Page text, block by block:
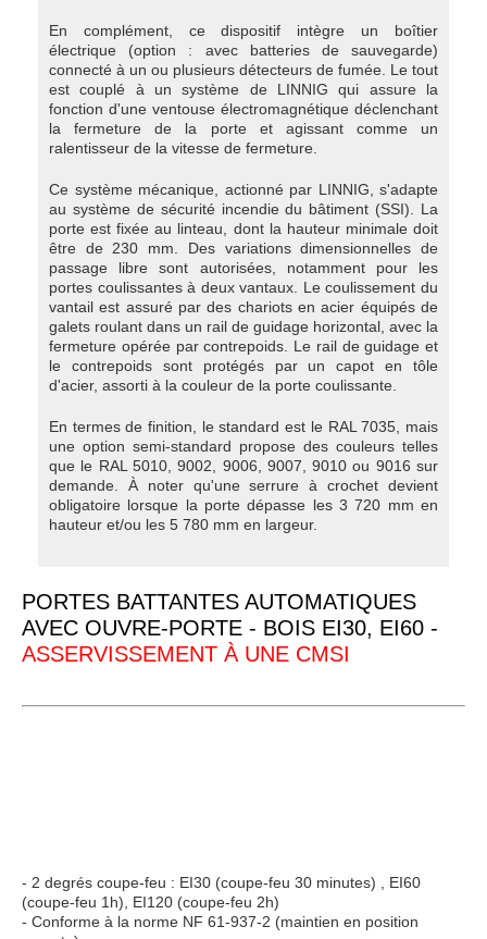
En complément, ce dispositif intègre un boîtier
électrique (option : avec batteries de sauvegarde)
connecté à un ou plusieurs détecteurs de fumée. Le tout
est couplé à un système de LINNIG qui assure la
fonction d'une ventouse électromagnétique déclenchant
la fermeture de la porte et agissant comme un
ralentisseur de la vitesse de fermeture.
Ce système mécanique, actionné par LINNIG, s'adapte
au système de sécurité incendie du bâtiment (SSI). La
porte est fixée au linteau, dont la hauteur minimale doit
être de 230 mm. Des variations dimensionnelles de
passage libre sont autorisées, notamment pour les
portes coulissantes à deux vantaux. Le coulissement du
vantail est assuré par des chariots en acier équipés de
galets roulant dans un rail de guidage horizontal, avec la
fermeture opérée par contrepoids. Le rail de guidage et
le contrepoids sont protégés par un capot en tôle
d'acier, assorti à la couleur de la porte coulissante.
En termes de finition, le standard est le RAL 7035, mais
une option semi-standard propose des couleurs telles
que le RAL 5010, 9002, 9006, 9007, 9010 ou 9016 sur
demande. À noter qu'une serrure à crochet devient
obligatoire lorsque la porte dépasse les 3 720 mm en
hauteur et/ou les 5 780 mm en largeur.
PORTES BATTANTES AUTOMATIQUES
AVEC OUVRE-PORTE - BOIS EI30, EI60 -
ASSERVISSEMENT À UNE CMSI
- 2 degrés coupe-feu : EI30 (coupe-feu 30 minutes) , EI60
(coupe-feu 1h), EI120 (coupe-feu 2h)
- Conforme à la norme NF 61-937-2 (maintien en position